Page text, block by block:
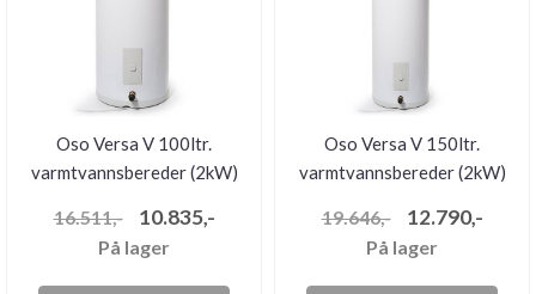
Oso Versa V 100ltr.
varmtvannsbereder (2kW)
16.511,- 10.835,-
På lager
Oso Versa V 150ltr.
varmtvannsbereder (2kW)
19.646,- 12.790,-
På lager